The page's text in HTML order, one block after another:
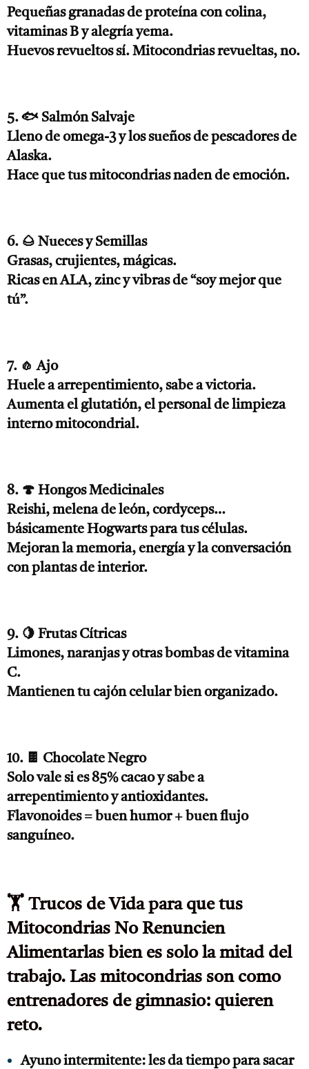
Pequeñas granadas de proteína con colina,
vitaminas B y alegría yema.
Huevos revueltos sí. Mitocondrias revueltas, no.
5. 🐟 Salmón Salvaje
Lleno de omega-3 y los sueños de pescadores de
Alaska.
Hace que tus mitocondrias naden de emoción.
6. 🌰 Nueces y Semillas
Grasas, crujientes, mágicas.
Ricas en ALA, zinc y vibras de “soy mejor que
tú”.
7. 🧄 Ajo
Huele a arrepentimiento, sabe a victoria.
Aumenta el glutatión, el personal de limpieza
interno mitocondrial.
8. 🍄 Hongos Medicinales
Reishi, melena de león, cordyceps…
básicamente Hogwarts para tus células.
Mejoran la memoria, energía y la conversación
con plantas de interior.
9. 🍋 Frutas Cítricas
Limones, naranjas y otras bombas de vitamina
C.
Mantienen tu cajón celular bien organizado.
10. 🍫 Chocolate Negro
Solo vale si es 85% cacao y sabe a
arrepentimiento y antioxidantes.
Flavonoides = buen humor + buen flujo
sanguíneo.
🏋️ Trucos de Vida para que tus
Mitocondrias No Renuncien
Alimentarlas bien es solo la mitad del
trabajo. Las mitocondrias son como
entrenadores de gimnasio: quieren
reto.
Ayuno intermitente: les da tiempo para sacar